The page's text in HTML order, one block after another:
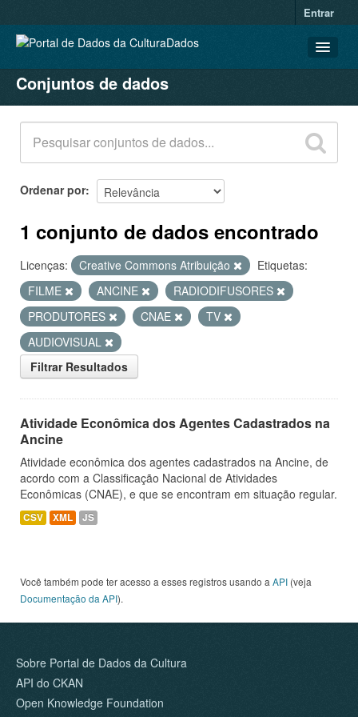
Entrar
CONJUNTOS DE DADOS
ORGANIZAÇÕES
GRUPOS
SOBRE
Conjuntos de dados
Ordenar por
1 conjunto de dados encontrado
Licenças: Creative Commons Atribuição
Etiquetas:
FILME
ANCINE
RADIODIFUSORES
PRODUTORES
CNAE
TV
AUDIOVISUAL
Filtrar Resultados
Atividade Econômica dos Agentes Cadastrados na
Ancine
Atividade econômica dos agentes cadastrados na Ancine, de
acordo com a Classificação Nacional de Atividades
Econômicas (CNAE), e que se encontram em situação regular.
CSV XML JS
Você também pode ter acesso a esses registros usando a API (veja
Documentação da API).
Sobre Portal de Dados da Cultura
API do CKAN
Open Knowledge Foundation